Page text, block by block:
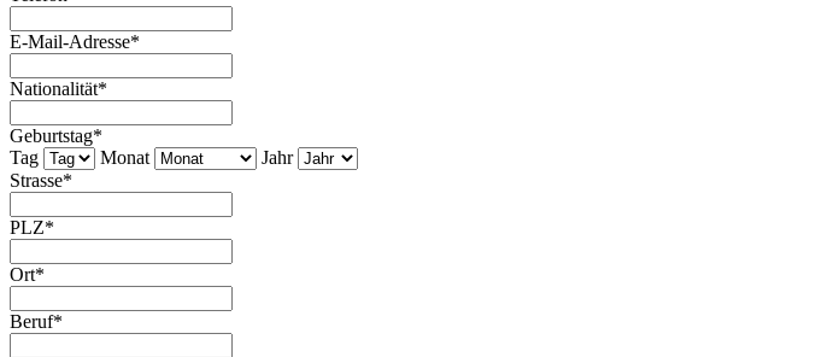
E-Mail-Adresse*
Nationalität*
Geburtstag*
Tag
Monat
Jahr
Strasse*
PLZ*
Ort*
Beruf*